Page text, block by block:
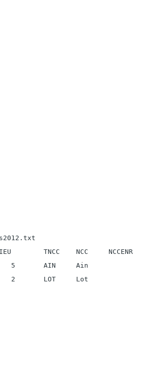
TNCC    NCC     NCCENR
5       AIN     Ain
2       LOT     Lot